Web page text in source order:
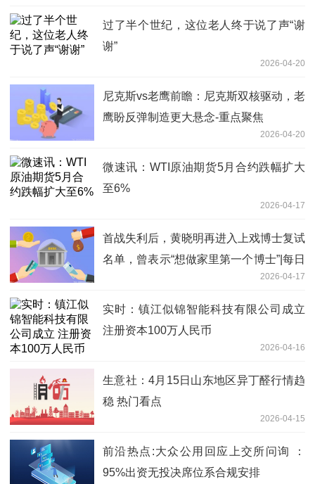
过了半个世纪，这位老人终于说了声“谢
谢”
2026-04-20
尼克斯vs老鹰前瞻：尼克斯双核驱动，老
鹰盼反弹制造更大悬念-重点聚焦
2026-04-20
微速讯：WTI原油期货5月合约跌幅扩大
至6%
2026-04-17
首战失利后，黄晓明再进入上戏博士复试
名单，曾表示“想做家里第一个博士”|每日
2026-04-17
实时：镇江似锦智能科技有限公司成立
注册资本100万人民币
2026-04-16
生意社：4月15日山东地区异丁醛行情趋
稳 热门看点
2026-04-15
前沿热点:大众公用回应上交所问询 ：
95%出资无投决席位系合规安排